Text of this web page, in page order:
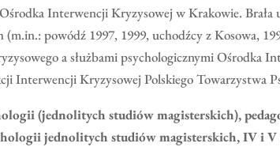
Interwencji Kryzysowej w Krakowie.
powódź 1997, 1999, uchodźcy z Kosowa,
a służbami psychologicznymi Ośrodka
Interwencji Kryzysowej Polskiego Towarzystwa
(jednolitych studiów magisterskich),
jednolitych studiów magisterskich, IV i